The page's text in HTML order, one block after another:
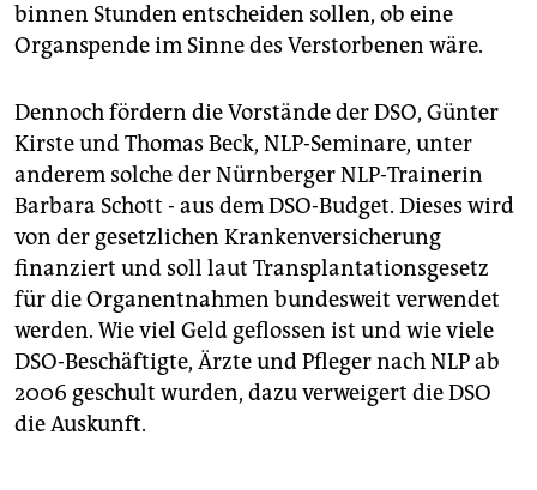
binnen Stunden entscheiden sollen, ob eine
Organspende im Sinne des Verstorbenen wäre.
Dennoch fördern die Vorstände der DSO, Günter
Kirste und Thomas Beck, NLP-Seminare, unter
anderem solche der Nürnberger NLP-Trainerin
Barbara Schott - aus dem DSO-Budget. Dieses wird
von der gesetzlichen Krankenversicherung
finanziert und soll laut Transplantationsgesetz
für die Organentnahmen bundesweit verwendet
werden. Wie viel Geld geflossen ist und wie viele
DSO-Beschäftigte, Ärzte und Pfleger nach NLP ab
2006 geschult wurden, dazu verweigert die DSO
die Auskunft.